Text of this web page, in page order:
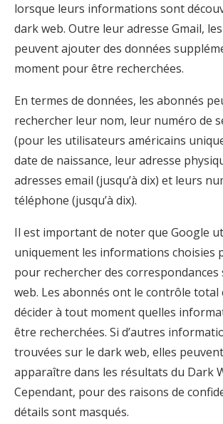
lorsque leurs informations sont
dark web. Outre leur adresse Gmail,
peuvent ajouter des données
moment pour être recherchées.
En termes de données, les abonnés
rechercher leur nom, leur numéro de
(pour les utilisateurs américains
date de naissance, leur adresse
adresses email (jusqu’à dix) et leurs
téléphone (jusqu’à dix).
Il est important de noter que Google
uniquement les informations choisies
pour rechercher des correspondances
web. Les abonnés ont le contrôle
décider à tout moment quelles
être recherchées. Si d’autres
trouvées sur le dark web, elles
apparaître dans les résultats du Dark
Cependant, pour des raisons de
détails sont masqués.